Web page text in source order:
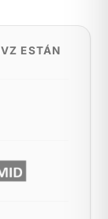
ESTÁN